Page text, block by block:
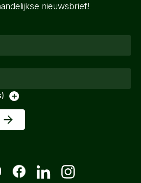
nieuwsbrief!